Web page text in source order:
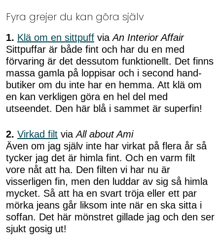
Fyra grejer du kan göra själv
1. Klä om en sittpuff viaAn Interior Affair
Sittpuffar är både fint och har du en med
förvaring är det dessutom funktionellt. Det finns
massa gamla på loppisar och i second hand-
butiker om du inte har en hemma. Att klä om
en kan verkligen göra en hel del med
utseendet. Den här blå i sammet är superfin!
2. Virkad filt viaAll about Ami
Även om jag själv inte har virkat på flera år så
tycker jag det är himla fint. Och en varm filt
vore nåt att ha. Den filten vi har nu är
visserligen fin, men den luddar av sig så himla
mycket. Så att ha en svart tröja eller ett par
mörka jeans går liksom inte när en ska sitta i
soffan. Det här mönstret gillade jag och den ser
sjukt gosig ut!